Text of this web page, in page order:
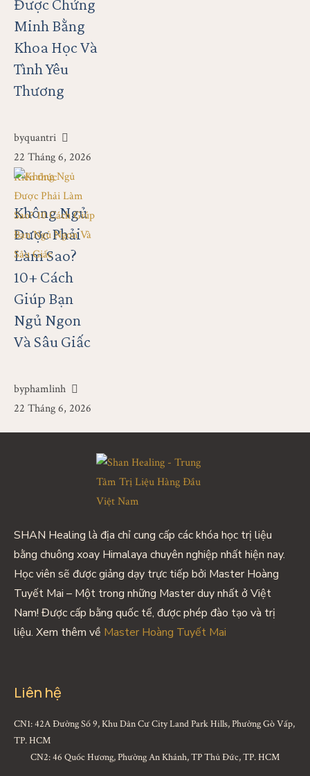
Được Chứng
Minh Bằng
Khoa Học Và
Tình Yêu
Thương
byquantri
22 Tháng 6, 2026
Kiến thức
Không Ngủ
Được Phải
Làm Sao?
10+ Cách
Giúp Bạn
Ngủ Ngon
Và Sâu Giấc
byphamlinh
22 Tháng 6, 2026
SHAN Healing là địa chỉ cung cấp các khóa học trị liệu
bằng chuông xoay Himalaya chuyên nghiệp nhất hiện nay.
Học viên sẽ được giảng dạy trực tiếp bởi Master Hoàng
Tuyết Mai – Một trong những Master duy nhất ở Việt
Nam! Được cấp bằng quốc tế, được phép đào tạo và trị
liệu. Xem thêm về Master Hoàng Tuyết Mai
Liên hệ
CN1: 42A Đường Số 9, Khu Dân Cư City Land Park Hills, Phường Gò Vấp,
TP. HCM
CN2: 46 Quốc Hương, Phường An Khánh, TP Thủ Đức, TP. HCM